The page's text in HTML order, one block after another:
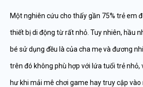
Một nghiên cứu cho thấy gần 75% trẻ em
thiết bị di động từ rất nhỏ. Tuy nhiên, hầu
bé sử dụng đều là của cha mẹ và đương
trên đó không phù hợp với lứa tuổi trẻ nhỏ,
hư khi mải mê chơi game hay truy cập